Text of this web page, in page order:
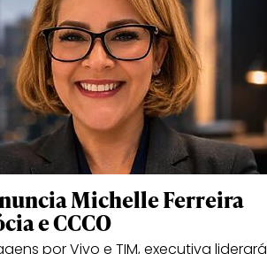
Michelle Ferreira
e CCCO
por Vivo e TIM, executiva liderará